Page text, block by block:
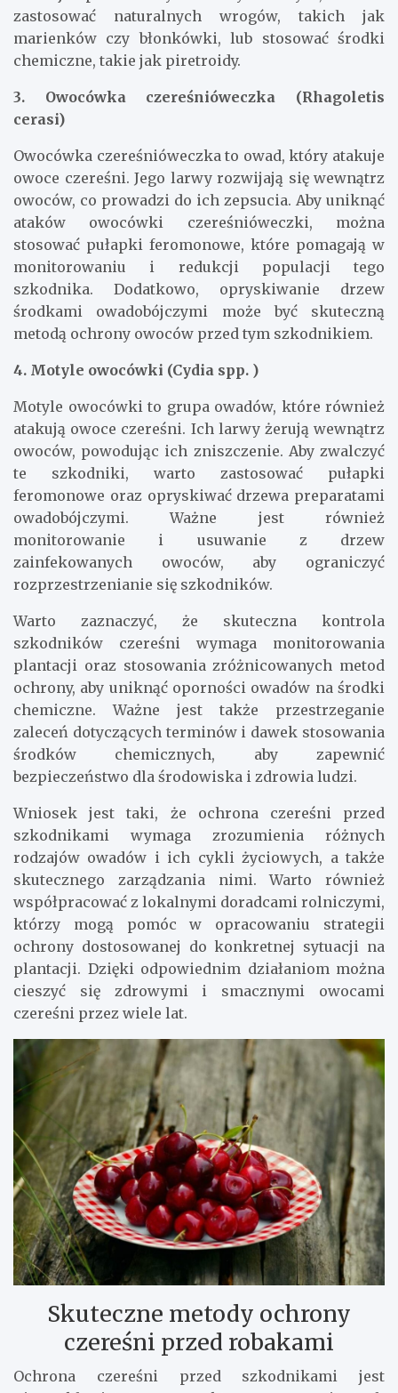
zastosować naturalnych wrogów, takich jak
marienków czy błonkówki, lub stosować środki
chemiczne, takie jak piretroidy.
3. Owocówka czereśnióweczka (Rhagoletis
cerasi)
Owocówka czereśnióweczka to owad, który atakuje
owoce czereśni. Jego larwy rozwijają się wewnątrz
owoców, co prowadzi do ich zepsucia. Aby uniknąć
ataków owocówki czereśnióweczki, można
stosować pułapki feromonowe, które pomagają w
monitorowaniu i redukcji populacji tego
szkodnika. Dodatkowo, opryskiwanie drzew
środkami owadobójczymi może być skuteczną
metodą ochrony owoców przed tym szkodnikiem.
4. Motyle owocówki (Cydia spp. )
Motyle owocówki to grupa owadów, które również
atakują owoce czereśni. Ich larwy żerują wewnątrz
owoców, powodując ich zniszczenie. Aby zwalczyć
te szkodniki, warto zastosować pułapki
feromonowe oraz opryskiwać drzewa preparatami
owadobójczymi. Ważne jest również
monitorowanie i usuwanie z drzew
zainfekowanych owoców, aby ograniczyć
rozprzestrzenianie się szkodników.
Warto zaznaczyć, że skuteczna kontrola
szkodników czereśni wymaga monitorowania
plantacji oraz stosowania zróżnicowanych metod
ochrony, aby uniknąć oporności owadów na środki
chemiczne. Ważne jest także przestrzeganie
zaleceń dotyczących terminów i dawek stosowania
środków chemicznych, aby zapewnić
bezpieczeństwo dla środowiska i zdrowia ludzi.
Wniosek jest taki, że ochrona czereśni przed
szkodnikami wymaga zrozumienia różnych
rodzajów owadów i ich cykli życiowych, a także
skutecznego zarządzania nimi. Warto również
współpracować z lokalnymi doradcami rolniczymi,
którzy mogą pomóc w opracowaniu strategii
ochrony dostosowanej do konkretnej sytuacji na
plantacji. Dzięki odpowiednim działaniom można
cieszyć się zdrowymi i smacznymi owocami
czereśni przez wiele lat.
Skuteczne metody ochrony
czereśni przed robakami
Ochrona czereśni przed szkodnikami jest